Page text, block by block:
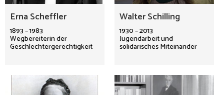
Erna Scheffler
1893 – 1983
Wegbereiterin der
Geschlechtergerechtigkeit
Walter Schilling
1930 – 2013
Jugendarbeit und
solidarisches Miteinander